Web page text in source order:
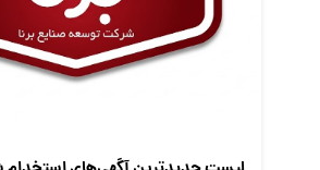
معرفی متخصصان منابع انسانی